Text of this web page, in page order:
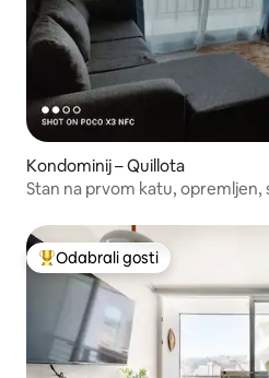
Kondominij – Quillota
Stan na prvom katu, opremljen,
Među najviše rangiranima s
Odabrali gosti